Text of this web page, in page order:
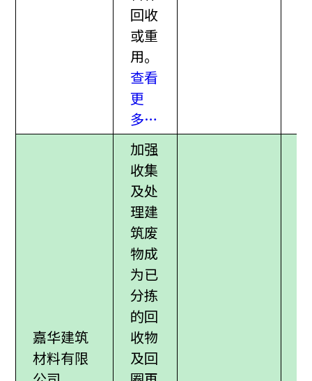
回收
或重
用。
查看
更
多…
嘉华建筑
材料有限
加强
收集
及处
理建
筑废
物成
为已
分拣
的回
收物
及回